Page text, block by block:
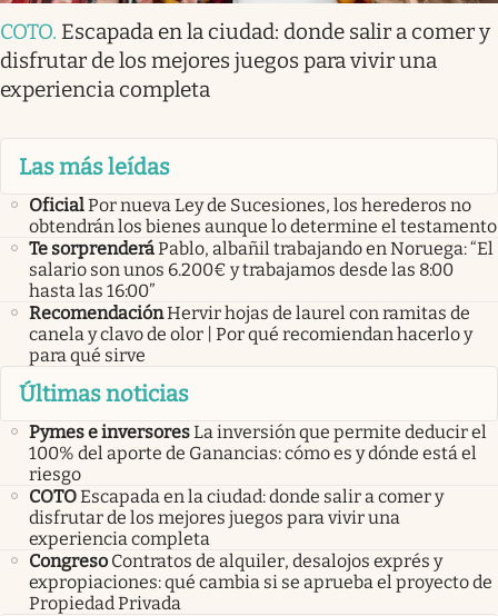
COTO. Escapada en la ciudad: donde salir a comer y
disfrutar de los mejores juegos para vivir una
experiencia completa
Las más leídas
OficialPor nueva Ley de Sucesiones, los herederos no
obtendrán los bienes aunque lo determine el testamento
Te sorprenderáPablo, albañil trabajando en Noruega: “El
salario son unos 6.200€ y trabajamos desde las 8:00
hasta las 16:00”
RecomendaciónHervir hojas de laurel con ramitas de
canela y clavo de olor | Por qué recomiendan hacerlo y
para qué sirve
Últimas noticias
Pymes e inversoresLa inversión que permite deducir el
100% del aporte de Ganancias: cómo es y dónde está el
riesgo
COTOEscapada en la ciudad: donde salir a comer y
disfrutar de los mejores juegos para vivir una
experiencia completa
Congreso Contratos de alquiler, desalojos exprés y
expropiaciones: qué cambia si se aprueba el proyecto de
Propiedad Privada